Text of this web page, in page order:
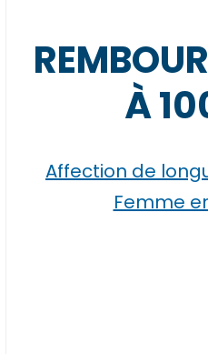
À
Affection de
Femme